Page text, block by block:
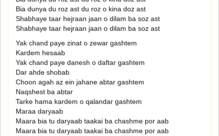
Bia dunya du roz ast du roz o kina doz ast
Shabhaye taar hejraan jaan o dilam ba soz ast
Shabhaye taar hejraan jaan o dilam ba soz ast
Yak chand paye zinat o zewar gashtem
Kardem hesaab
Yak chand paye danesh o daftar gashtem
Dar ahde shobab
Choon agah az ein jahane abtar gashtem
Naqshest ba abtar
Tarke hama kardem o qalandar gashtem
Maraa daryaab
Maara bia tu daryaab taakai ba chashme por aab
Maara bia tu daryaab taakai ba chashme por aab